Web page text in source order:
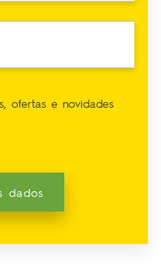
ofertas e novidades
dados